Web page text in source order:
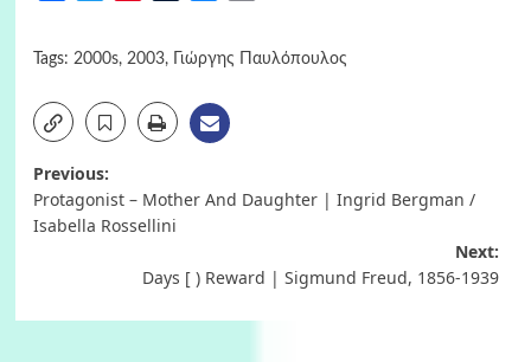
Tags: 2000s, 2003, Γιώργης Παυλόπουλος
Post
navigation
Previous:
Protagonist – Mother And Daughter | Ingrid Bergman /
Isabella Rossellini
Next:
Days [ ) Reward | Sigmund Freud, 1856-1939